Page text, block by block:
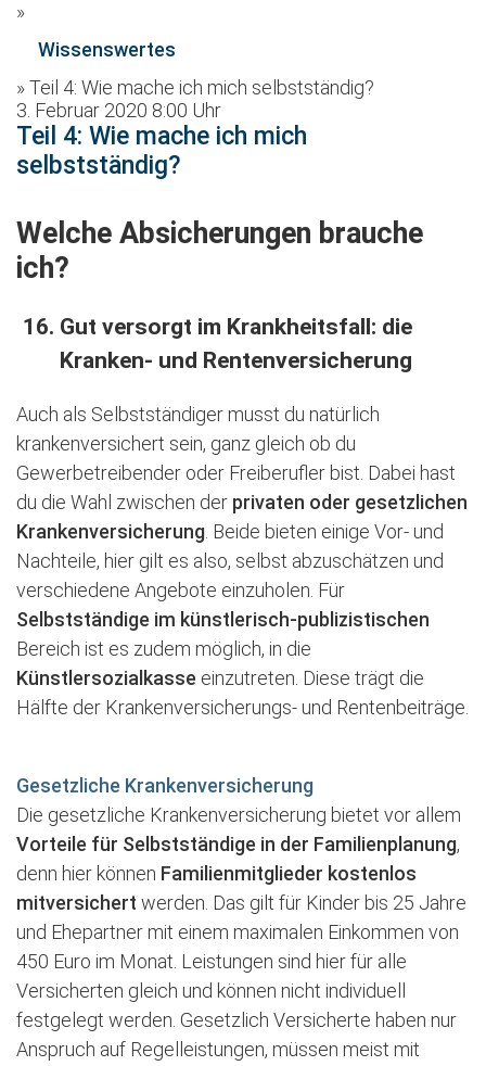
»
Wissenswertes
»Teil 4: Wie mache ich mich selbstständig?
3. Februar 2020 8:00 Uhr
Teil 4: Wie mache ich mich
selbstständig?
Welche Absicherungen brauche
ich?
Gut versorgt im Krankheitsfall: die
Kranken- und Rentenversicherung
Auch als Selbstständiger musst du natürlich
krankenversichert sein, ganz gleich ob du
Gewerbetreibender oder Freiberufler bist. Dabei hast
du die Wahl zwischen der privaten oder gesetzlichen
Krankenversicherung. Beide bieten einige Vor- und
Nachteile, hier gilt es also, selbst abzuschätzen und
verschiedene Angebote einzuholen. Für
Selbstständige im künstlerisch-publizistischen
Bereich ist es zudem möglich, in die
Künstlersozialkasse einzutreten. Diese trägt die
Hälfte der Krankenversicherungs- und Rentenbeiträge.
Gesetzliche Krankenversicherung
Die gesetzliche Krankenversicherung bietet vor allem
Vorteile für Selbstständige in der Familienplanung,
denn hier können Familienmitglieder kostenlos
mitversichert werden. Das gilt für Kinder bis 25 Jahre
und Ehepartner mit einem maximalen Einkommen von
450 Euro im Monat. Leistungen sind hier für alle
Versicherten gleich und können nicht individuell
festgelegt werden. Gesetzlich Versicherte haben nur
Anspruch auf Regelleistungen, müssen meist mit